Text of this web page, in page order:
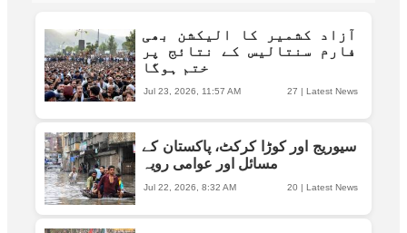
آزاد کشمیر کا الیکشن بھی
فارم سنتالیس کے نتائج پر
ختم ہوگا
27 | Latest News
Jul 23, 2026, 11:57 AM
سیوریج اور کوڑا کرکٹ، پاکستان کے
مسائل اور عوامی رویہ
20 | Latest News
Jul 22, 2026, 8:32 AM